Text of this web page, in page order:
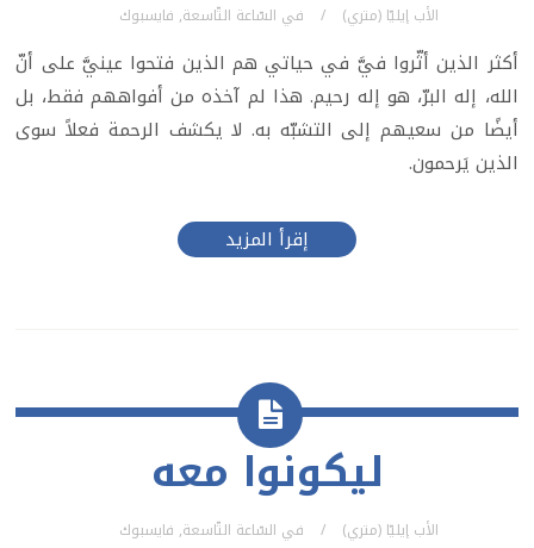
الأب إيليّا (متري) في السّاعة التّاسعة, فايسبوك
أكثر الذين أثّروا فيَّ في حياتي هم الذين فتحوا عينيَّ على أنّ
الله، إله البرّ، هو إله رحيم. هذا لم آخذه من أفواههم فقط، بل
أيضًا من سعيهم إلى التشبّه به. لا يكشف الرحمة فعلاً سوى
الذين يَرحمون.
إقرأ المزيد
ليكونوا معه
الأب إيليّا (متري) في السّاعة التّاسعة, فايسبوك